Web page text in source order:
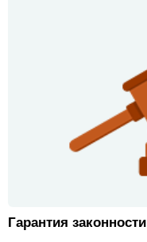
Гарантия законности